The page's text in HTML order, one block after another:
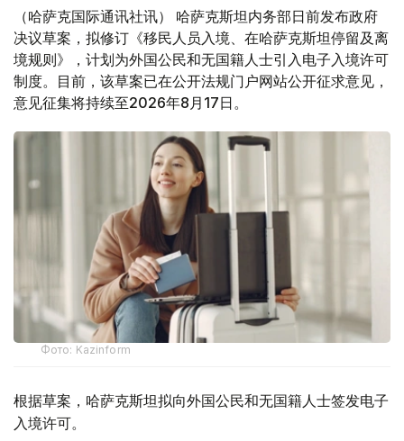
（哈萨克国际通讯社讯） 哈萨克斯坦内务部日前发布政府
决议草案，拟修订《移民人员入境、在哈萨克斯坦停留及离
境规则》，计划为外国公民和无国籍人士引入电子入境许可
制度。目前，该草案已在公开法规门户网站公开征求意见，
意见征集将持续至2026年8月17日。
Фото: Kazinform
根据草案，哈萨克斯坦拟向外国公民和无国籍人士签发电子
入境许可。